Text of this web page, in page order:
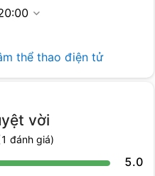
vời
1 đánh giá)
5.0
thể thao điện tử